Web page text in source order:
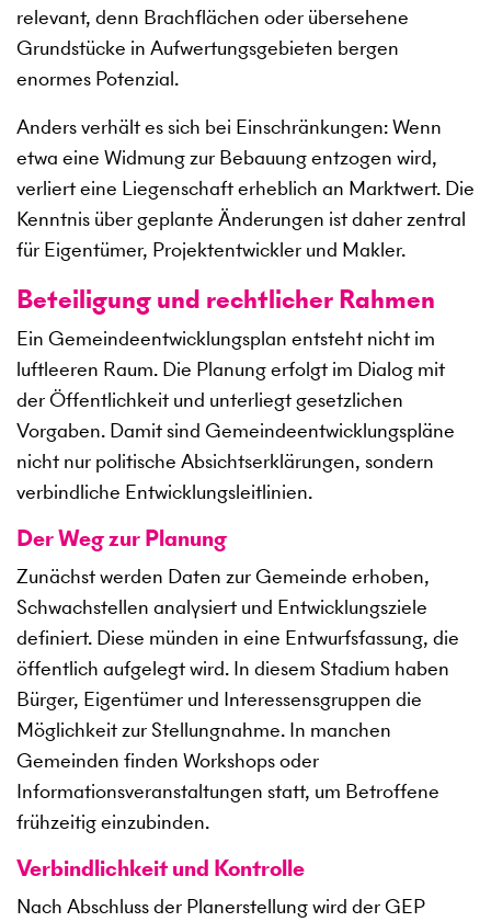
relevant, denn Brachflächen oder übersehene
Grundstücke in Aufwertungsgebieten bergen
enormes Potenzial.
Anders verhält es sich bei Einschränkungen: Wenn
etwa eine Widmung zur Bebauung entzogen wird,
verliert eine Liegenschaft erheblich an Marktwert. Die
Kenntnis über geplante Änderungen ist daher zentral
für Eigentümer, Projektentwickler und Makler.
Beteiligung und rechtlicher Rahmen
Ein Gemeindeentwicklungsplan entsteht nicht im
luftleeren Raum. Die Planung erfolgt im Dialog mit
der Öffentlichkeit und unterliegt gesetzlichen
Vorgaben. Damit sind Gemeindeentwicklungspläne
nicht nur politische Absichtserklärungen, sondern
verbindliche Entwicklungsleitlinien.
Der Weg zur Planung
Zunächst werden Daten zur Gemeinde erhoben,
Schwachstellen analysiert und Entwicklungsziele
definiert. Diese münden in eine Entwurfsfassung, die
öffentlich aufgelegt wird. In diesem Stadium haben
Bürger, Eigentümer und Interessensgruppen die
Möglichkeit zur Stellungnahme. In manchen
Gemeinden finden Workshops oder
Informationsveranstaltungen statt, um Betroffene
frühzeitig einzubinden.
Verbindlichkeit und Kontrolle
Nach Abschluss der Planerstellung wird der GEP